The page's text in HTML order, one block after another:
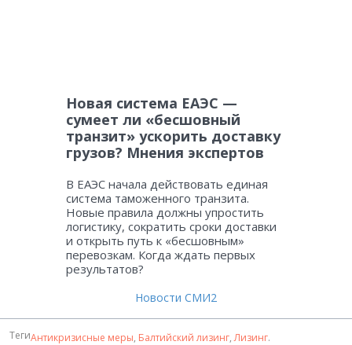
Новая система ЕАЭС —
сумеет ли «бесшовный
транзит» ускорить доставку
грузов? Мнения экспертов
В ЕАЭС начала действовать единая
система таможенного транзита.
Новые правила должны упростить
логистику, сократить сроки доставки
и открыть путь к «бесшовным»
перевозкам. Когда ждать первых
результатов?
Новости СМИ2
ТегиАнтикризисные меры, Балтийский лизинг,Лизинг.